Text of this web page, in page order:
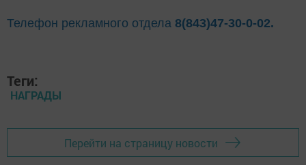
Телефон рекламного отдела 8(843)47-30-0-02.
Теги:
НАГРАДЫ
Перейти на страницу новости